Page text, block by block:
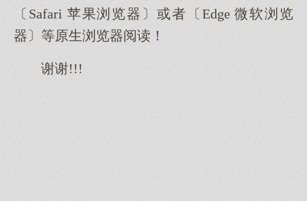
〔Safari 苹果浏览器〕或者〔Edge 微软浏览
器〕等原生浏览器阅读！
谢谢!!!